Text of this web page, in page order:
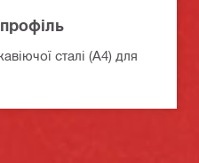
сталі (A4) для